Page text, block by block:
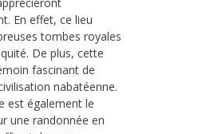
En effet, ce lieu
tombes royales
De plus, cette
fascinant de
nabatéenne.
est également le
une randonnée en